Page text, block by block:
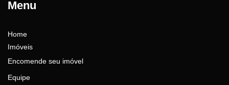
Menu
Home
Imóveis
Encomende seu imóvel
Equipe